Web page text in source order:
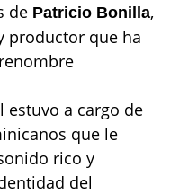
de Patricio Bonilla,
productor que ha
estuvo a cargo de
que le
rico y
del